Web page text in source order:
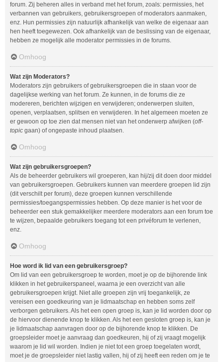
forum. Zij beheren alles in verband met het forum, zoals: permissies, het
verbannen van gebruikers, gebruikersgroepen of moderators aanmaken,
enz. Hun permissies zijn natuurlijk afhankelijk van welke de eigenaar aan
hen heeft toegewezen. Ook afhankelijk van de beslissing van de eigenaar,
hebben ze mogelijk alle moderator permissies in de forums.
Omhoog
Wat zijn Moderators?
Moderators zijn gebruikers of gebruikersgroepen die in staan voor de
dagelijkse werking van het forum. Ze kunnen, in de forums die ze
modereren, berichten wijzigen en verwijderen; onderwerpen sluiten,
openen, verplaatsen, splitsen en verwijderen. In het algemeen moeten ze
er gewoon op toe zien dat mensen niet van het onderwerp afwijken (off-
topic gaan) of ongepaste inhoud plaatsen.
Omhoog
Wat zijn gebruikersgroepen?
Als de beheerder gebruikers wil groeperen, kan hij/zij dit doen door middel
van gebruikersgroepen. Gebruikers kunnen van meerdere groepen lid zijn
(dit verschilt per forum), deze groepen kunnen verschillende
permissies/toegangspermissies hebben. Op deze manier is het voor de
beheerder een stuk gemakkelijker meerdere moderators aan een forum toe
te wijzen, bepaalde gebruikers toegang tot een privéforum te verlenen,
enz.
Omhoog
Hoe word ik lid van een gebruikersgroep?
Om lid van een gebruikersgroep te worden, moet je op de bijhorende link
klikken in het gebruikerspaneel, waarna je een overzicht van alle
gebruikersgroepen krijgt. Niet alle groepen zijn vrij toegankelijk, ze
vereisen een goedkeuring van je lidmaatschap en hebben soms zelf
verborgen gebruikers. Als het een open groep is, kan je lid worden door op
de hiervoor dienende knop te klikken. Als het een gesloten groep is, kan je
je lidmaatschap aanvragen door op de bijhorende knop te klikken. De
groepsleider moet je aanvraag dan goedkeuren, hij of zij vraagt mogelijk
waarom je lid wil worden. Indien je niet tot een groep toegelaten wordt,
moet je de groepsleider niet lastig vallen, hij of zij heeft een reden om je te